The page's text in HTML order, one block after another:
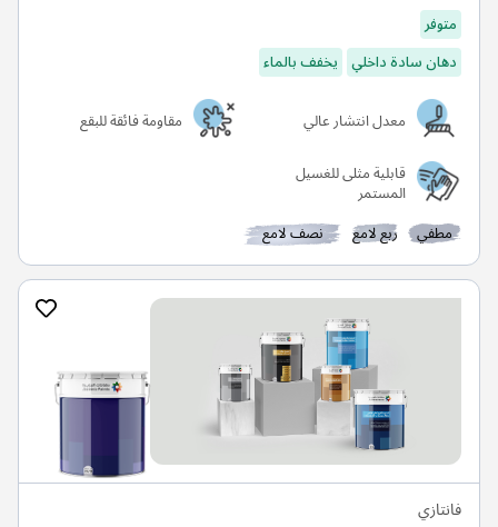
متوفر
دهان سادة داخلي يخفف بالماء
معدل انتشار عالي
مقاومة فائقة للبقع
قابلية مثلى للغسيل
المستمر
مطفي
ربع لامع نصف لامع
فانتازي